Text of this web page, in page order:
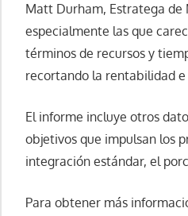
Matt Durham, Estratega de
especialmente las que
términos de recursos y
recortando la rentabilidad
El informe incluye otros
objetivos que impulsan los
integración estándar, el
Para obtener más